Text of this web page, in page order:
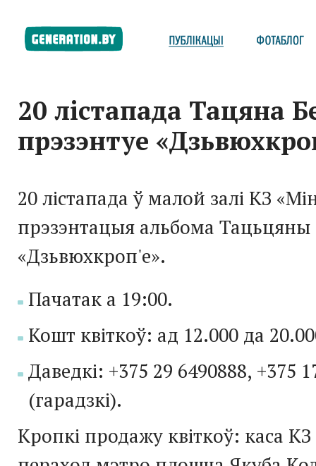
20 лістапада Тацяна
прэзэнтуе
20 лістапада ў малой залі КЗ
прэзэнтацыя альбома Тацьцяны
«Дзьвюхкроп'е».
Пачатак а 19:00.
Кошт квіткоў: ад 12.000 да
Даведкі: +375 29 6490888, +375
(гарадзкі).
Кропкі продажу квіткоў: каса